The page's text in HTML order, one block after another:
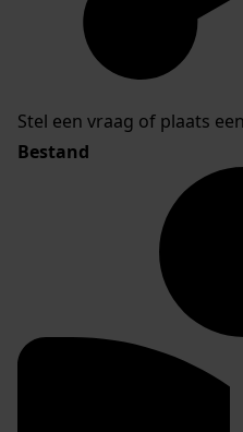
Stel een vraag of plaats
Bestand